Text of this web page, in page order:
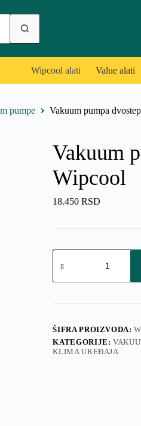
Wipcool alati Value alati
pumpe Vakuum pumpa
Vakuum
Wipcool
18.450RSD
Vakuum
pumpa
42l/min
količina
ŠIFRA PROIZVODA:
KATEGORIJE:
KLIMA UREĐAJA